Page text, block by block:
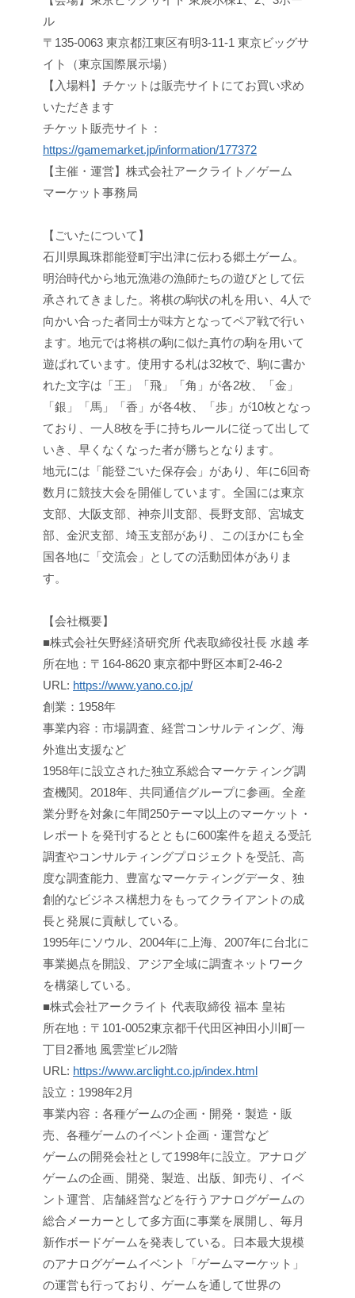
ル
〒135-0063 東京都江東区有明3-11-1 東京ビッグサ
イト（東京国際展示場）
【入場料】チケットは販売サイトにてお買い求め
いただきます
チケット販売サイト：
https://gamemarket.jp/information/177372
【主催・運営】株式会社アークライト／ゲーム
マーケット事務局
【ごいたについて】
石川県鳳珠郡能登町宇出津に伝わる郷土ゲーム。
明治時代から地元漁港の漁師たちの遊びとして伝
承されてきました。将棋の駒状の札を用い、4人で
向かい合った者同士が味方となってペア戦で行い
ます。地元では将棋の駒に似た真竹の駒を用いて
遊ばれています。使用する札は32枚で、駒に書か
れた文字は「王」「飛」「角」が各2枚、「金」
「銀」「馬」「香」が各4枚、「歩」が10枚となっ
ており、一人8枚を手に持ちルールに従って出して
いき、早くなくなった者が勝ちとなります。
地元には「能登ごいた保存会」があり、年に6回奇
数月に競技大会を開催しています。全国には東京
支部、大阪支部、神奈川支部、長野支部、宮城支
部、金沢支部、埼玉支部があり、このほかにも全
国各地に「交流会」としての活動団体がありま
す。
【会社概要】
■株式会社矢野経済研究所 代表取締役社長 水越 孝
所在地：〒164-8620 東京都中野区本町2-46-2
URL: https://www.yano.co.jp/
創業：1958年
事業内容：市場調査、経営コンサルティング、海
外進出支援など
1958年に設立された独立系総合マーケティング調
査機関。2018年、共同通信グループに参画。全産
業分野を対象に年間250テーマ以上のマーケット・
レポートを発刊するとともに600案件を超える受託
調査やコンサルティングプロジェクトを受託、高
度な調査能力、豊富なマーケティングデータ、独
創的なビジネス構想力をもってクライアントの成
長と発展に貢献している。
1995年にソウル、2004年に上海、2007年に台北に
事業拠点を開設、アジア全域に調査ネットワーク
を構築している。
■株式会社アークライト 代表取締役 福本 皇祐
所在地：〒101-0052東京都千代田区神田小川町一
丁目2番地 風雲堂ビル2階
URL: https://www.arclight.co.jp/index.html
設立：1998年2月
事業内容：各種ゲームの企画・開発・製造・販
売、各種ゲームのイベント企画・運営など
ゲームの開発会社として1998年に設立。アナログ
ゲームの企画、開発、製造、出版、卸売り、イベ
ント運営、店舗経営などを行うアナログゲームの
総合メーカーとして多方面に事業を展開し、毎月
新作ボードゲームを発表している。日本最大規模
のアナログゲームイベント「ゲームマーケット」
の運営も行っており、ゲームを通して世界の